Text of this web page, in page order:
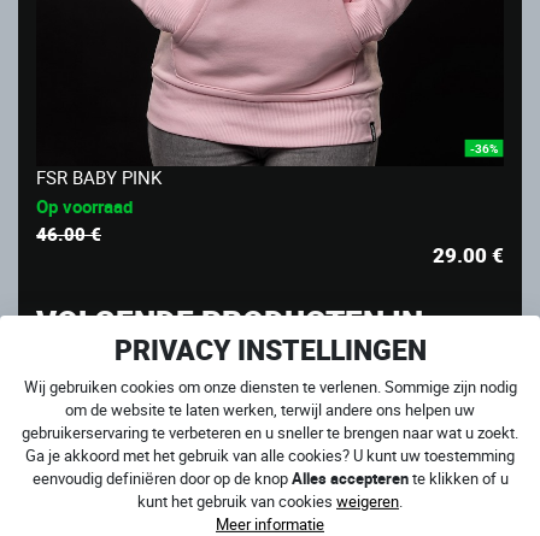
PRIVACY INSTELLINGEN
Wij gebruiken cookies om onze diensten te verlenen. Sommige zijn nodig
om de website te laten werken, terwijl andere ons helpen uw
gebruikerservaring te verbeteren en u sneller te brengen naar wat u zoekt.
Ga je akkoord met het gebruik van alle cookies? U kunt uw toestemming
eenvoudig definiëren door op de knopAlles accepterente klikken of u
kunt het gebruik van cookies weigeren
Meer informatie
-36%
FSR BABY PINK
Op voorraad
46.00 €
29.00€
VOLGENDE PRODUCTEN IN
CATEGORIE OUTLET
UITVERKOOP